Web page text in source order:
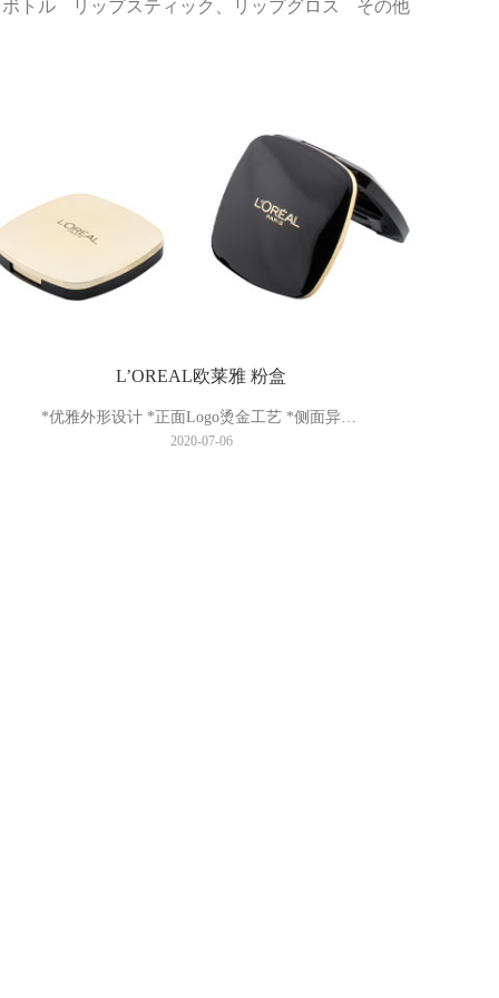
トル リップスティック、リップグロス その他
L’OREAL欧莱雅 粉盒
*优雅外形设计 *正面Logo烫金工艺 *侧面异型烫金+UV处理
2020-07-06